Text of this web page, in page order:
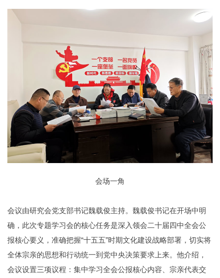
会场一角
会议由研究会党支部书记魏载俊主持。魏载俊书记在开场中明
确，此次专题学习会的核心任务是深入领会二十届四中全会公
报核心要义，准确把握“十五五”时期文化建设战略部署，切实将
全体宗亲的思想和行动统一到党中央决策要求上来。他介绍，
会议设置三项议程：集中学习全会公报核心内容、宗亲代表交